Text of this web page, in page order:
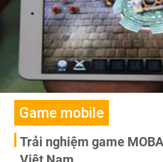
Game mobile
Trải nghiệm game